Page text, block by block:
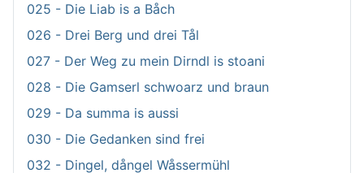
025 - Die Liab is a Båch
026 - Drei Berg und drei Tål
027 - Der Weg zu mein Dirndl is stoani
028 - Die Gamserl schwoarz und braun
029 - Da summa is aussi
030 - Die Gedanken sind frei
032 - Dingel, dångel Wåssermühl